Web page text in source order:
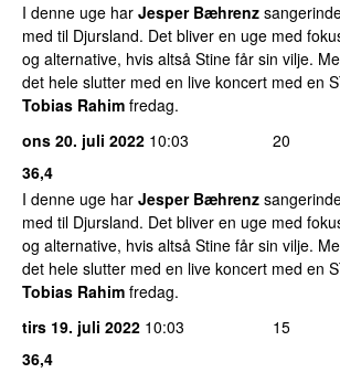
I denne uge har Jesper Bæhrenz
med til Djursland. Det bliver en uge med
og alternative, hvis altså Stine får sin vilje.
det hele slutter med en live koncert med en
Tobias Rahim fredag.
ons 20. juli 2022 10:03
20
36,4
I denne uge har Jesper Bæhrenz
med til Djursland. Det bliver en uge med
og alternative, hvis altså Stine får sin vilje.
det hele slutter med en live koncert med en
Tobias Rahim fredag.
tirs 19. juli 2022 10:03
15
36,4